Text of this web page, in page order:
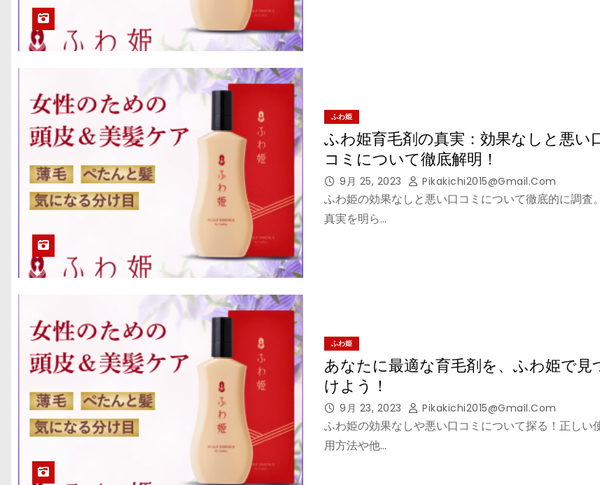
ふわ姫
ふわ姫育毛剤の真実：効果なしと悪い
コミについて徹底解明！
9月 25, 2023 Pikakichi2015@gmail.com
ふわ姫の効果なしと悪い口コミについて徹底的に調査。
真実を明ら…
ふわ姫
あなたに最適な育毛剤を、ふわ姫で見
けよう！
9月 23, 2023 Pikakichi2015@gmail.com
ふわ姫の効果なしや悪い口コミについて探る！正しい
用方法や他…